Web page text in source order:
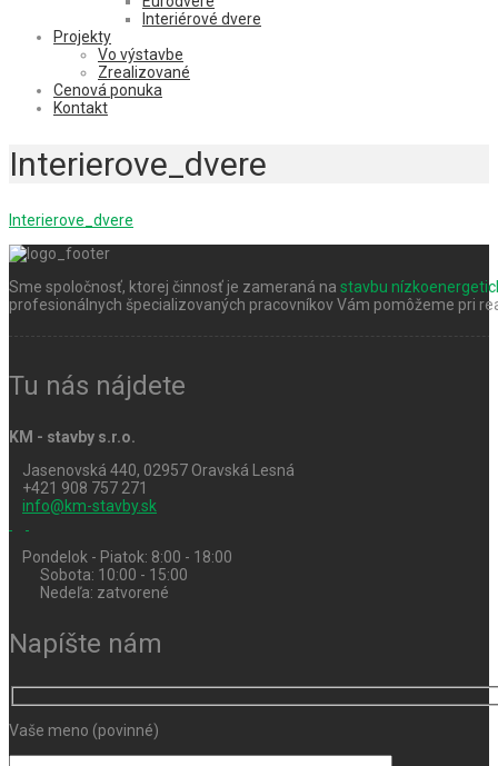
Interiérové dvere
Projekty
Vo výstavbe
Zrealizované
Cenová ponuka
Kontakt
Interierove_dvere
Interierove_dvere
Sme spoločnosť, ktorej činnosť je zameraná na stavbu
profesionálnych špecializovaných pracovníkov Vám pomôžeme pri
Tu nás nájdete
KM - stavby s.r.o.
Jasenovská 440, 02957 Oravská Lesná
+421 908 757 271
info@km-stavby.sk
Pondelok - Piatok: 8:00 - 18:00
Sobota: 10:00 - 15:00
Nedeľa: zatvorené
Napíšte nám
Vaše meno (povinné)